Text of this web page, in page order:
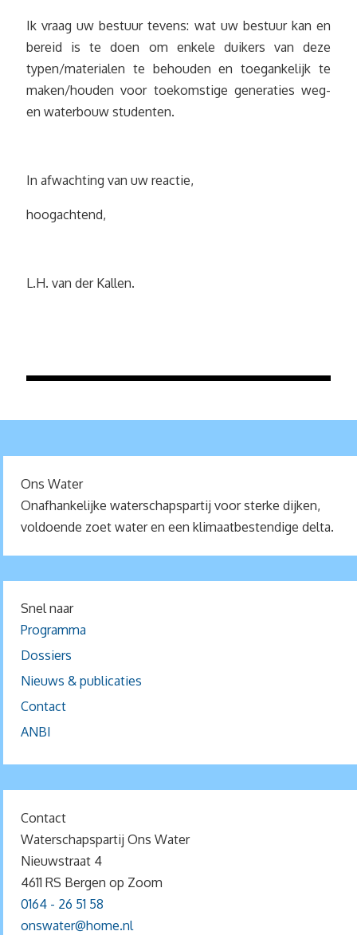
Ik vraag uw bestuur tevens: wat uw bestuur kan en
bereid is te doen om enkele duikers van deze
typen/materialen te behouden en toegankelijk te
maken/houden voor toekomstige generaties weg-
en waterbouw studenten.
In afwachting van uw reactie,
hoogachtend,
L.H. van der Kallen.
Ons Water
Onafhankelijke waterschapspartij voor sterke dijken,
voldoende zoet water en een klimaatbestendige delta.
Snel naar
Programma
Dossiers
Nieuws & publicaties
Contact
ANBI
Contact
Waterschapspartij Ons Water
Nieuwstraat 4
4611 RS Bergen op Zoom
0164 - 26 51 58
onswater@home.nl